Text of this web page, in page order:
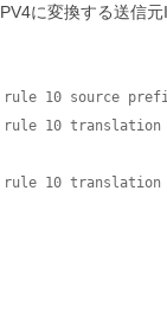
に変換する送信
rule 10 source
rule 10 translation
rule 10